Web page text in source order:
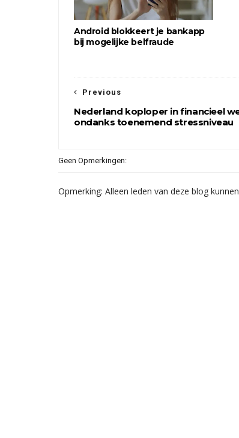
Android blokkeert je bankapp
bij mogelijke belfraude
Previous
Nederland koploper in financieel
ondanks toenemend stressniveau
Geen Opmerkingen:
Opmerking: Alleen leden van deze blog